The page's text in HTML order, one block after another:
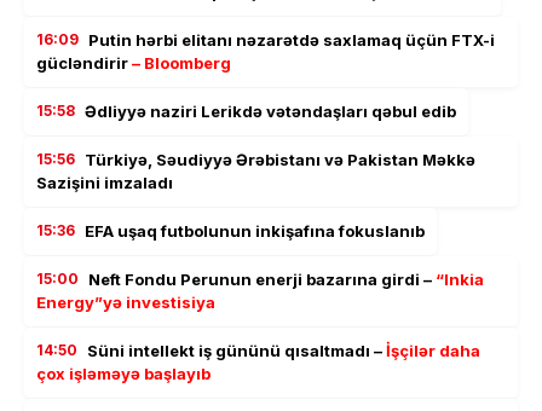
16:09 Putin hərbi elitanı nəzarətdə saxlamaq üçün FTX-i
gücləndirir– Bloomberg
15:58 Ədliyyə naziri Lerikdə vətəndaşları qəbul edib
15:56 Türkiyə, Səudiyyə Ərəbistanı və Pakistan Məkkə
Sazişini imzaladı
15:36 EFA uşaq futbolunun inkişafına fokuslanıb
15:00 Neft Fondu Perunun enerji bazarına girdi – “Inkia
Energy”yə investisiya
14:50 Süni intellekt iş gününü qısaltmadı –İşçilər daha
çox işləməyə başlayıb